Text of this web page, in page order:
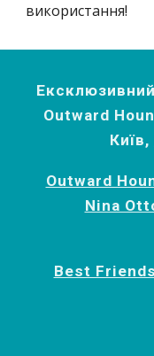
використання!
Outward
Київ,
Outward
Nina
Best